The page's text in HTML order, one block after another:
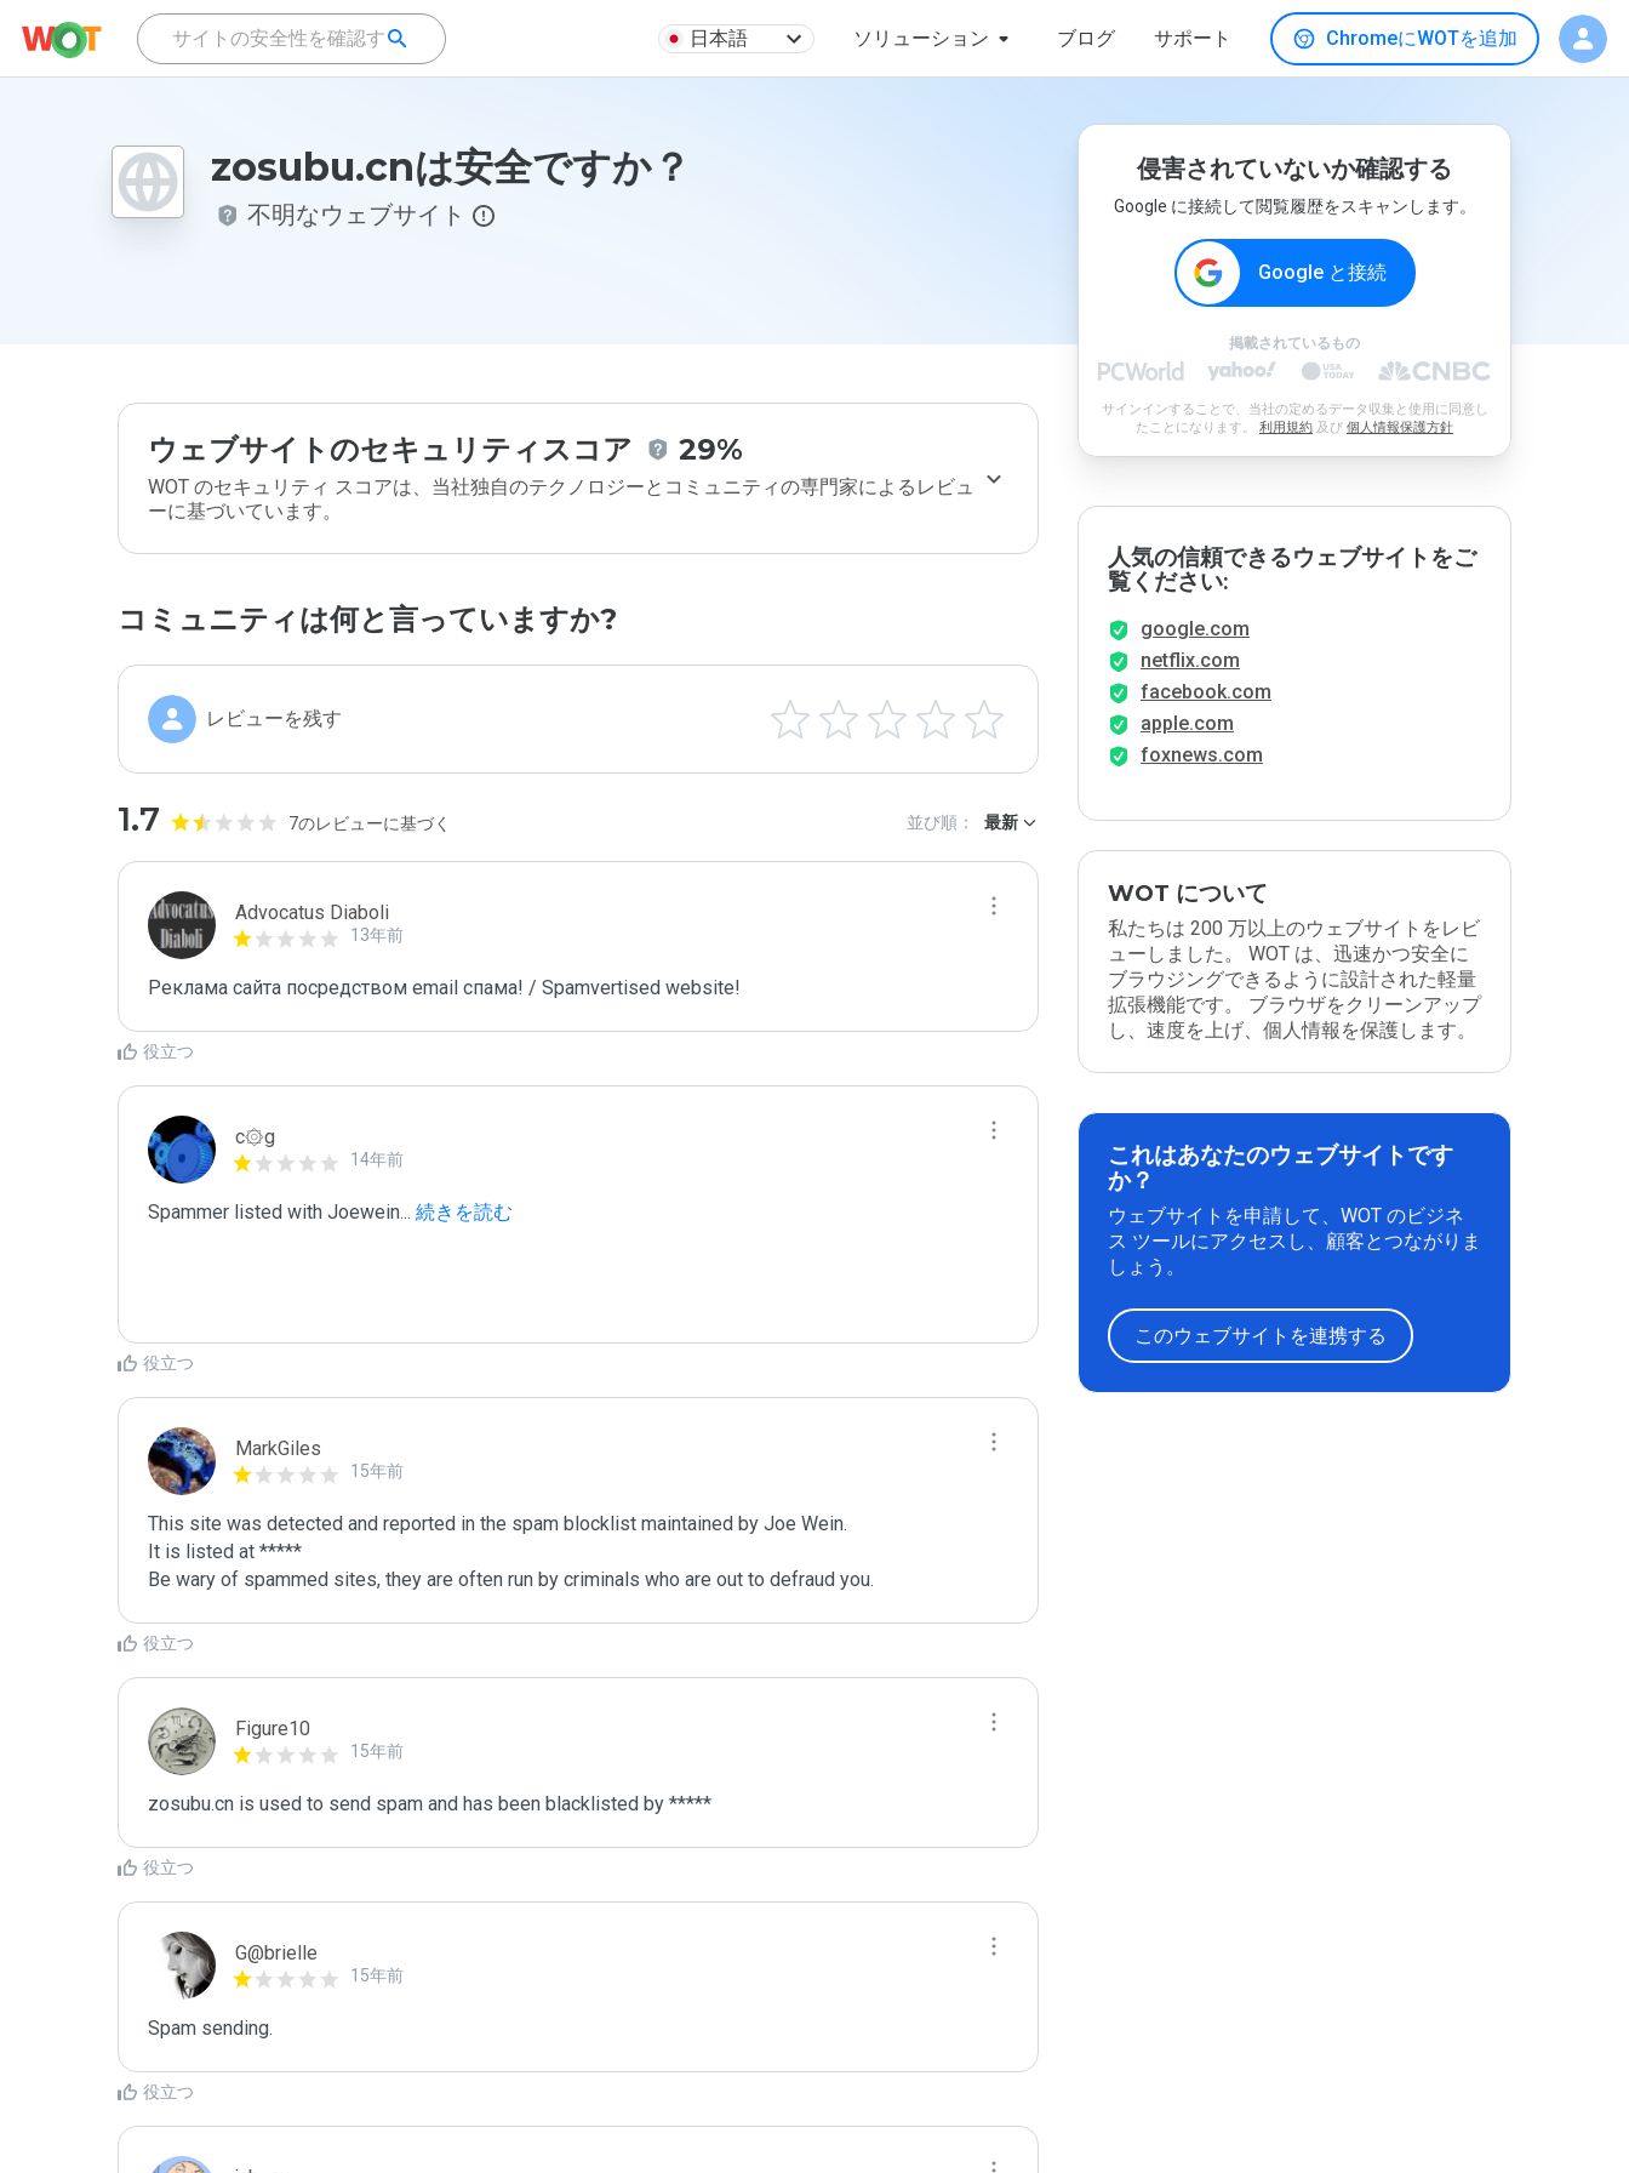
日本語 ソリューション ブログ サポート ChromeにWOTを追加
zosubu.cnは安全ですか？
不明なウェブサイト
ウェブサイトのセキュリティスコア 29%
WOT のセキュリティ スコアは、当社独自のテクノロジーとコミュニティの専門家によるレビュ
ーに基づいています。
コミュニティは何と言っていますか?
レビューを残す
1.7 7のレビューに基づく 並び順： 最新
Advocatus Diaboli
13年前
Реклама сайта посредством email спама! / Spamvertised website!
役立つ
c۞g
14年前
Spammer listed with Joewein ... 続きを読む
役立つ
MarkGiles
15年前
This site was detected and reported in the spam blocklist maintained by Joe Wein.
It is listed at *****
Be wary of spammed sites, they are often run by criminals who are out to defraud you.
役立つ
Figure10
15年前
zosubu.cn is used to send spam and has been blacklisted by *****
役立つ
G@brielle
15年前
Spam sending.
役立つ
侵害されていないか確認する
Google に接続して閲覧履歴をスキャンします。
Google と接続
掲載されているもの
サインインすることで、当社の定めるデータ収集と使用に同意し
たことになります。 利用規約 及び 個人情報保護方針
人気の信頼できるウェブサイトをご
覧ください:
google.com
netflix.com
facebook.com
apple.com
foxnews.com
WOT について
私たちは 200 万以上のウェブサイトをレビ
ューしました。 WOT は、迅速かつ安全に
ブラウジングできるように設計された軽量
拡張機能です。 ブラウザをクリーンアップ
し、速度を上げ、個人情報を保護します。
これはあなたのウェブサイトです
か？
ウェブサイトを申請して、WOT のビジネ
ス ツールにアクセスし、顧客とつながりま
しょう。
このウェブサイトを連携する